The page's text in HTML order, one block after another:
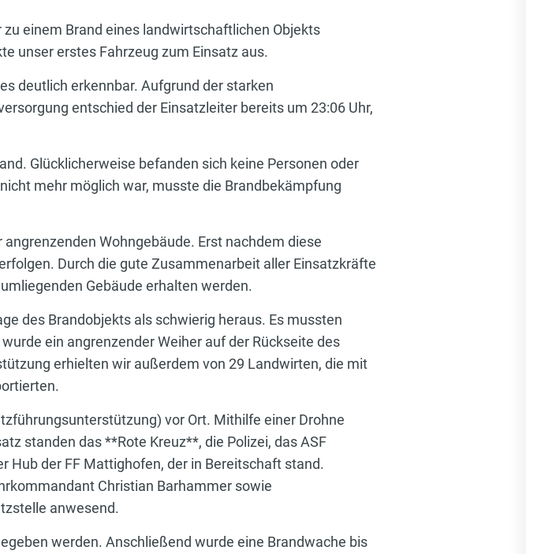
einem Brand eines landwirtschaftlichen Objekts
unser erstes Fahrzeug zum Einsatz aus.
deutlich erkennbar. Aufgrund der starken
entschied der Einsatzleiter bereits um 23:06 Uhr,
Glücklicherweise befanden sich keine Personen oder
mehr möglich war, musste die Brandbekämpfung
Wohngebäude. Erst nachdem diese
Durch die gute Zusammenarbeit aller Einsatzkräfte
Gebäude erhalten werden.
des Brandobjekts als schwierig heraus. Es mussten
ein angrenzender Weiher auf der Rückseite des
erhielten wir außerdem von 29 Landwirten, die mit
vor Ort. Mithilfe einer Drohne
standen das **Rote Kreuz**, die Polizei, das ASF
Hub der FF Mattighofen, der in Bereitschaft stand.
Christian Barhammer sowie
anwesend.
werden. Anschließend wurde eine Brandwache bis